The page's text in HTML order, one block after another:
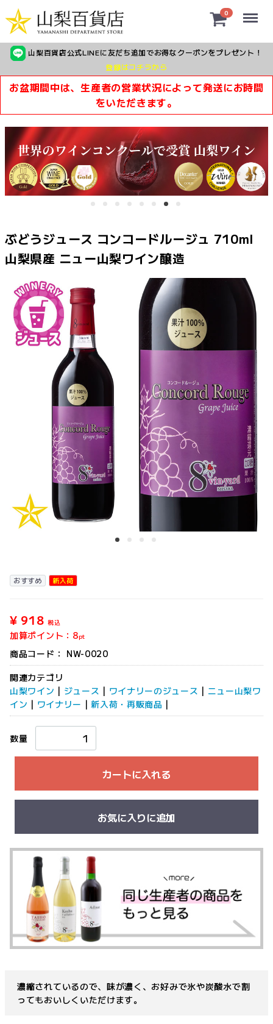
0 Menu
山梨百貨店公式LINEに友だち追加でお得なクーポンをプレゼント！
登録はコチラから
お盆期間中は、生産者の営業状況によって発送にお時間
をいただきます。
ぶどうジュース コンコードルージュ 710ml
山梨県産 ニュー山梨ワイン醸造
おすすめ 新入荷
¥ 918 税込
加算ポイント： 8pt
商品コード： NW-0020
関連カテゴリ
山梨ワイン | ジュース | ワイナリーのジュース | ニュー山梨ワ
イン | ワイナリー |新入荷・再販商品 |
数量
カートに入れる
お気に入りに追加
濃縮されているので、味が濃く、お好みで氷や炭酸水で割
ってもおいしくいただけます。